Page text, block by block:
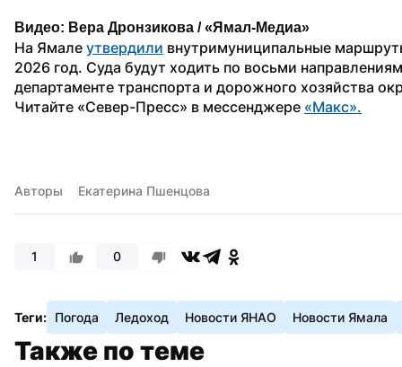
Видео: Вера Дронзикова / «Ямал-Медиа»
На Ямале утвердили внутримуниципальные
2026 год. Суда будут ходить по восьми
департаменте транспорта и дорожного хозяйства
Читайте «Север-Пресс» в мессенджере «Макс».
Авторы Екатерина Пшенцова
1 0
Теги: Погода Ледоход Новости ЯНАО Новости Ямала
Также по теме